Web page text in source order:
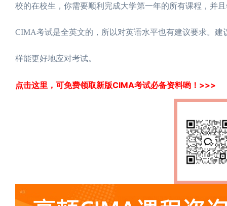
校的在校生，你需要顺利完成大学第一年的所有课程，并
CIMA考试是全英文的，所以对英语水平也有建议要求。
样能更好地应对考试。
点击这里，可免费领取新版CIMA考试必备资料哟！>>>